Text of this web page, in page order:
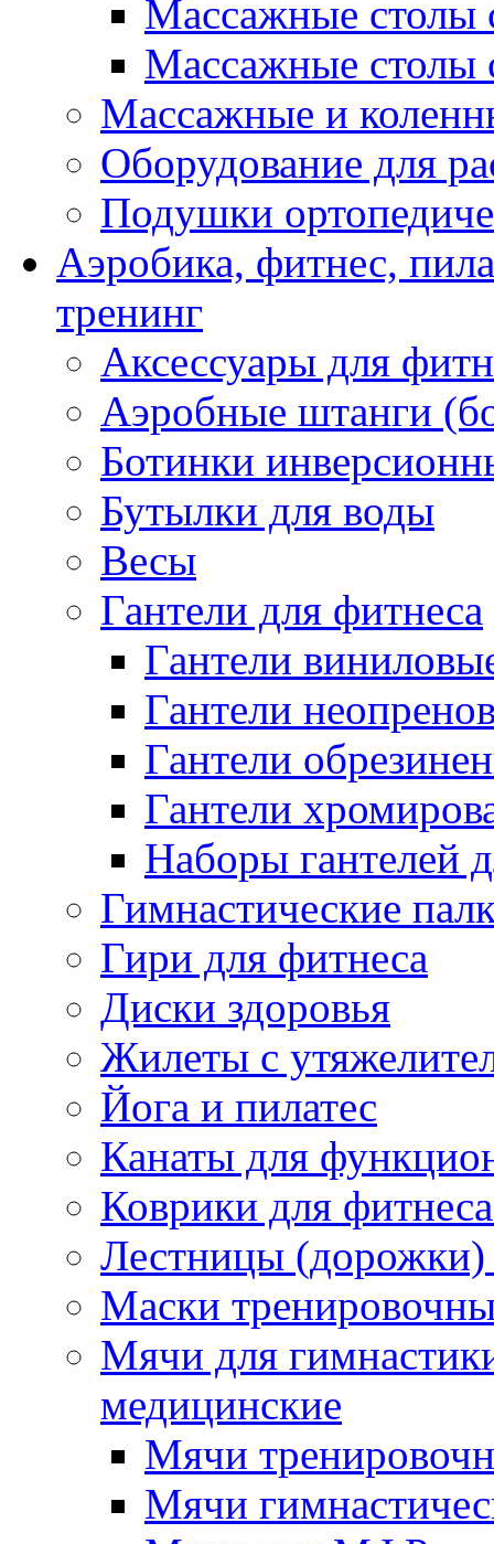
Массажные столы
Массажные столы
Массажные и
Оборудование для
Подушки
Аэробика, фитнес,
тренинг
Аксессуары для
Аэробные штанги
Ботинки
Бутылки для воды
Весы
Гантели для фитнеса
Гантели
Гантели
Гантели
Гантели
Наборы гантелей
Гимнастические
Гири для фитнеса
Диски здоровья
Жилеты с
Йога и пилатес
Канаты для
Коврики для
Лестницы
Маски
Мячи для
медицинские
Мячи
Мячи